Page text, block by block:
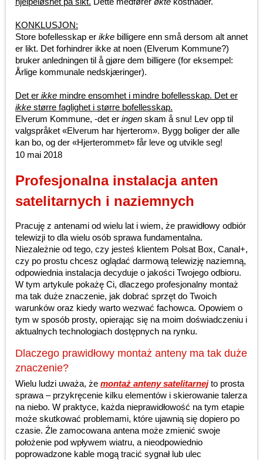
KONKLUSJON:
Store bofellesskap er ikke billigere enn små dersom alt annet
er likt. Det forhindrer ikke at noen (Elverum Kommune?)
bruker anledningen til å gjøre dem billigere (for eksempel:
Årlige kommunale nedskjæringer).
Det er ikke mindre ensomhet i mindre bofellesskap. Det er
ikke større faglighet i større bofellesskap.
Elverum Kommune, -det er ingen skam å snu! Lev opp til
valgspråket «Elverum har hjerterom». Bygg boliger der alle
kan bo, og der «Hjerterommet» får leve og utvikle seg!
10 mai 2018
Profesjonalna instalacja anten
satelitarnych i naziemnych
Pracuję z antenami od wielu lat i wiem, że prawidłowy odbiór
telewizji to dla wielu osób sprawa fundamentalna.
Niezależnie od tego, czy jesteś klientem Polsat Box, Canal+,
czy po prostu chcesz oglądać darmową telewizję naziemną,
odpowiednia instalacja decyduje o jakości Twojego odbioru.
W tym artykule pokażę Ci, dlaczego profesjonalny montaż
ma tak duże znaczenie, jak dobrać sprzęt do Twoich
warunków oraz kiedy warto wezwać fachowca. Opowiem o
tym w sposób prosty, opierając się na moim doświadczeniu i
aktualnych technologiach dostępnych na rynku.
Dlaczego prawidłowy montaż anteny ma tak duże
znaczenie?
Wielu ludzi uważa, że montaż anteny satelitarnejto prosta
sprawa – przykręcenie kilku elementów i skierowanie talerza
na niebo. W praktyce, każda nieprawidłowość na tym etapie
może skutkować problemami, które ujawnią się dopiero po
czasie. Źle zamocowana antena może zmienić swoje
położenie pod wpływem wiatru, a nieodpowiednio
poprowadzone kable mogą tracić sygnał lub ulec